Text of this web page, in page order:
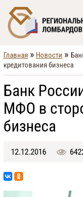
Главная » Новости »
кредитования бизнеса
Банк
МФО в
бизнеса
12.12.2016